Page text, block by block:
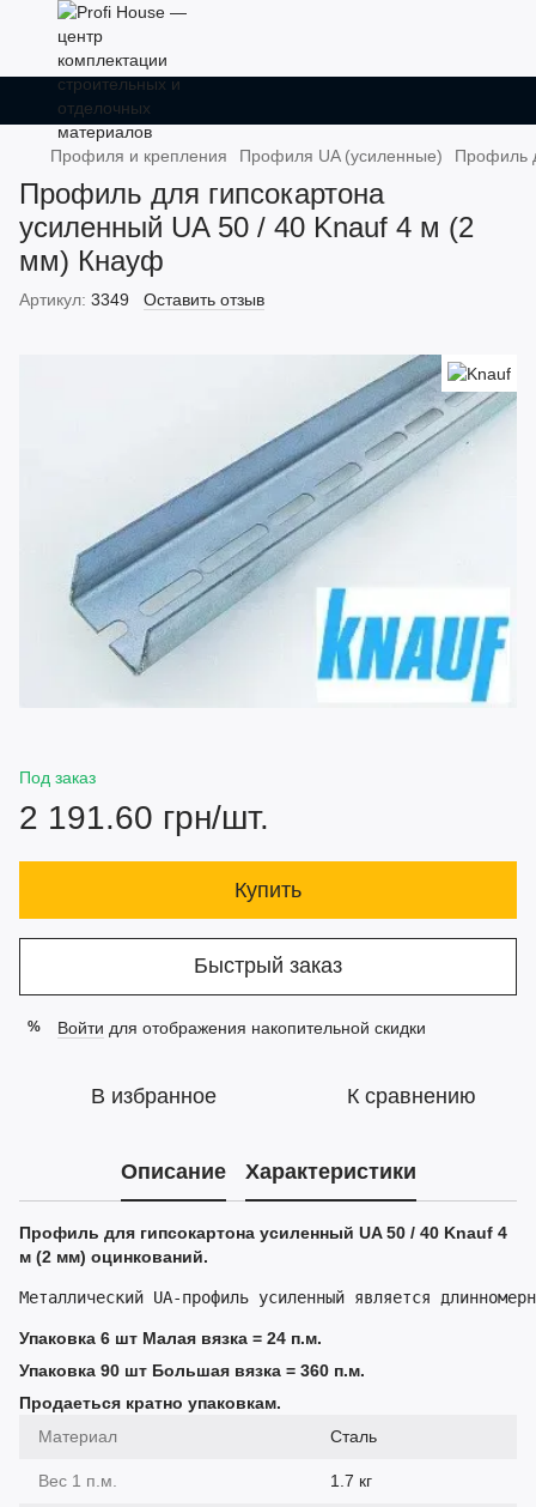
Профиля и крепления Профиля UA (усиленные) Профиль
Профиль для гипсокартона
усиленный UA 50 / 40 Knauf 4 м (2
мм) Кнауф
Артикул: 3349 Оставить отзыв
Под заказ
2 191.60 грн/шт.
Купить
Быстрый заказ
% Войти для отображения накопительной скидки
В избранное К сравнению
Описание Характеристики
Профиль для гипсокартона усиленный UA 50 / 40 Knauf 4
м (2 мм) оцинкований.
Упаковка 6 шт Малая вязка = 24 п.м.
Упаковка 90 шт Большая вязка = 360 п.м.
Продаеться кратно упаковкам.
Материал
Сталь
Вес 1 п.м. 1.7 кг